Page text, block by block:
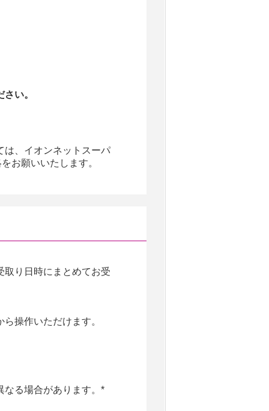
い。
は、イオンネットスーパ
お願いいたします。
取り日時にまとめてお受
操作いただけます。
なる場合があります。*